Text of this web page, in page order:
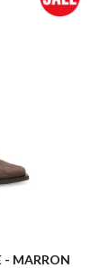
- MARRON